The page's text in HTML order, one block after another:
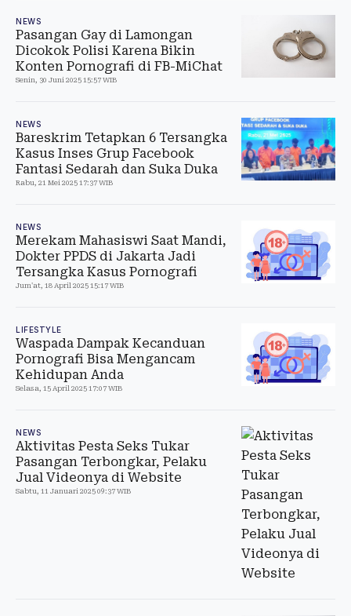
NEWS
Pasangan Gay di Lamongan
Dicokok Polisi Karena Bikin
Konten Pornografi di FB-MiChat
Senin, 30 Juni 2025 15:57 WIB
NEWS
Bareskrim Tetapkan 6 Tersangka
Kasus Inses Grup Facebook
Fantasi Sedarah dan Suka Duka
Rabu, 21 Mei 2025 17:37 WIB
NEWS
Merekam Mahasiswi Saat Mandi,
Dokter PPDS di Jakarta Jadi
Tersangka Kasus Pornografi
Jum'at, 18 April 2025 15:17 WIB
LIFESTYLE
Waspada Dampak Kecanduan
Pornografi Bisa Mengancam
Kehidupan Anda
Selasa, 15 April 2025 17:07 WIB
NEWS
Aktivitas Pesta Seks Tukar
Pasangan Terbongkar, Pelaku
Jual Videonya di Website
Sabtu, 11 Januari 2025 09:37 WIB